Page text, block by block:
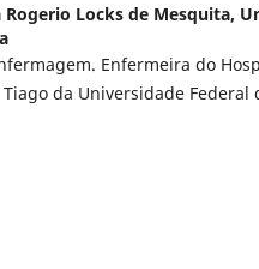
Locks de Mesquita,
Enfermeira do
da Universidade Federal